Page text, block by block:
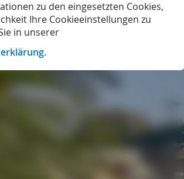
zu den eingesetzten Cookies,
Ihre Cookieeinstellungen zu
in unserer
.